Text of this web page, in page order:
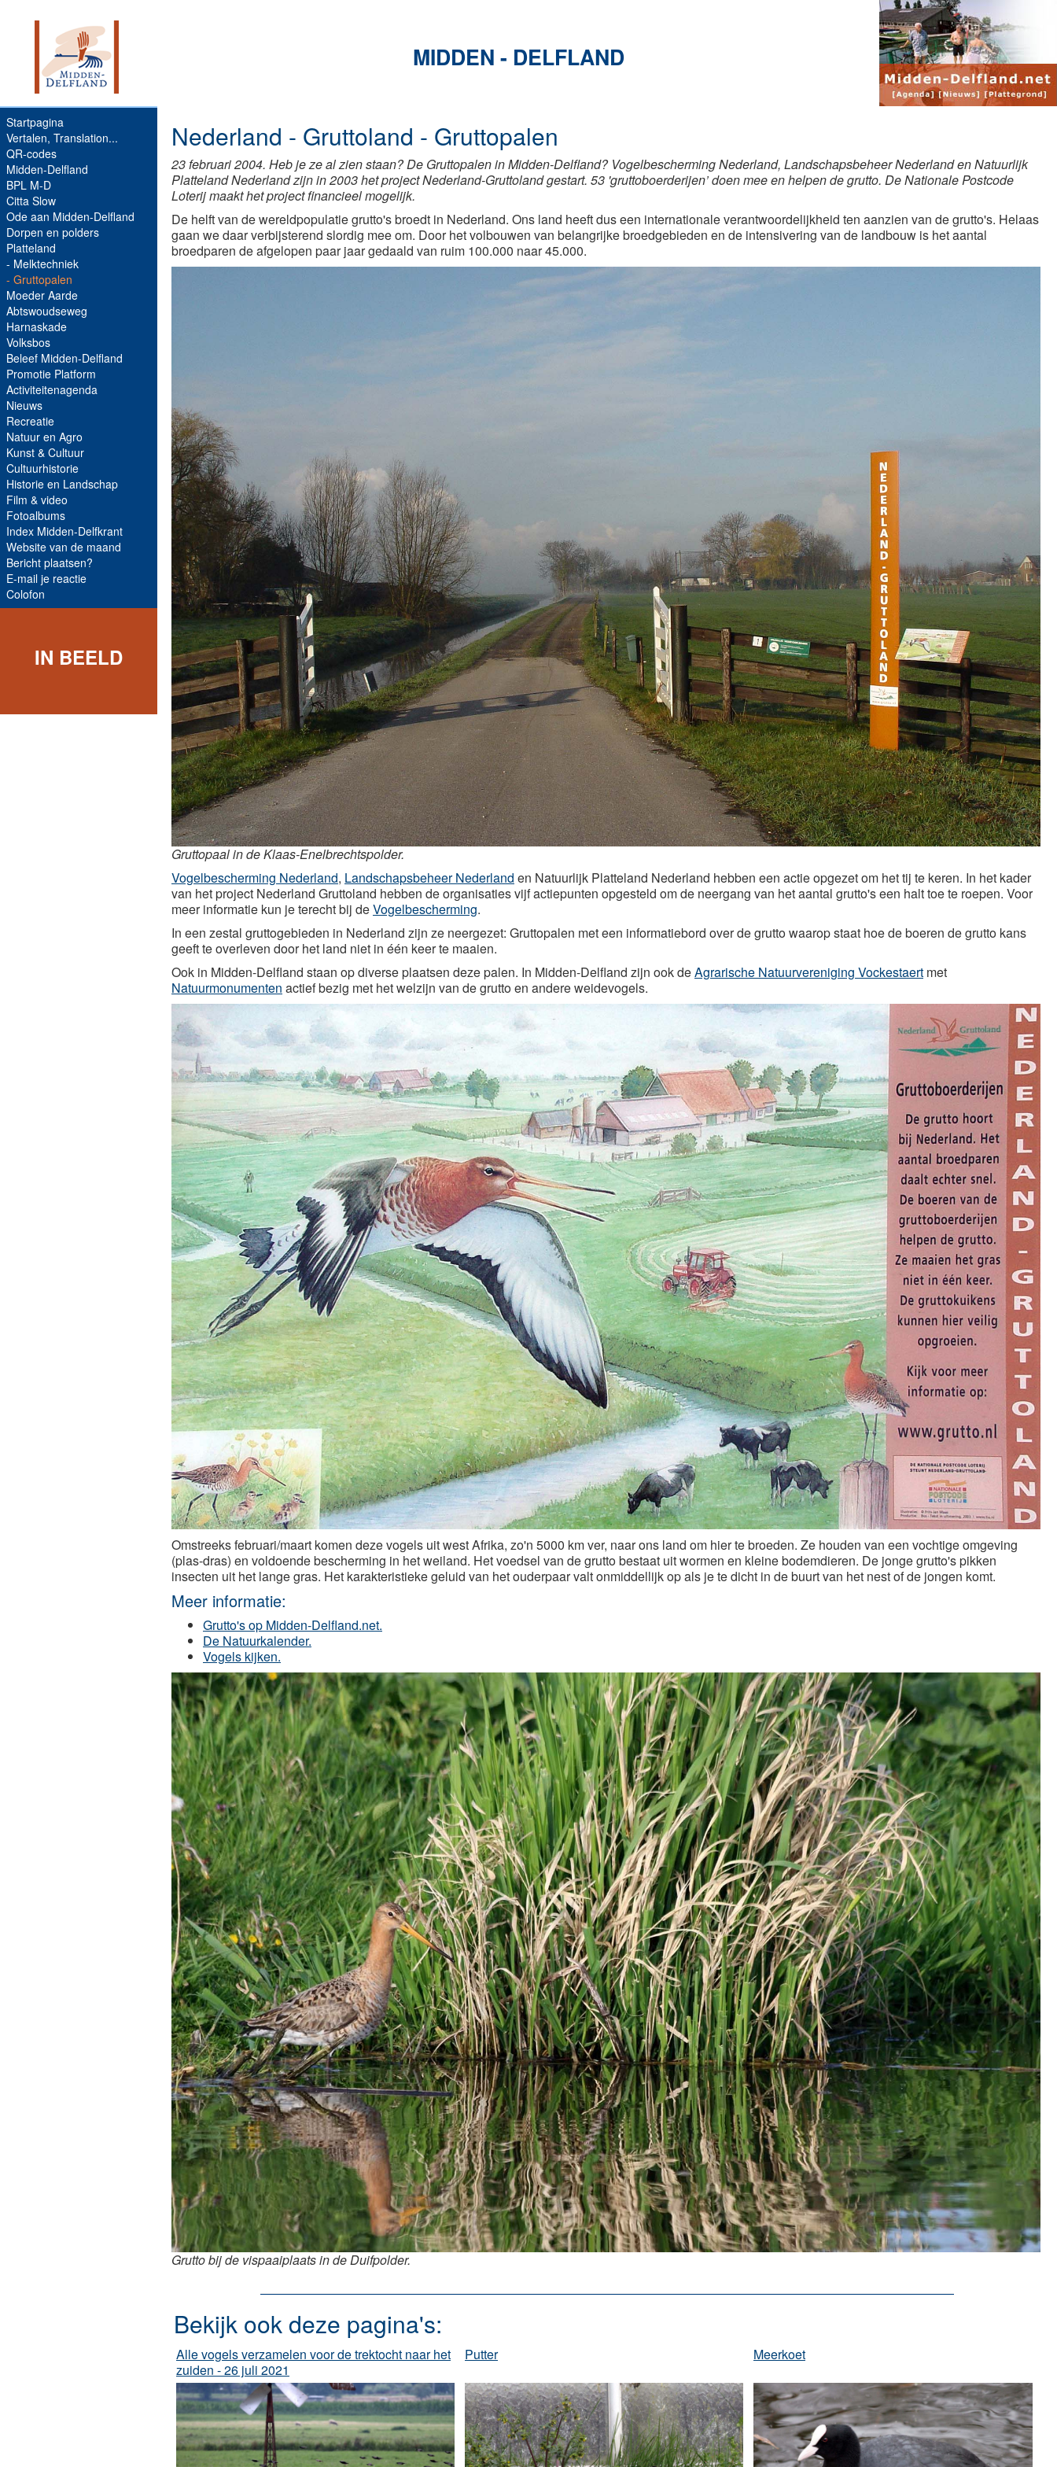
MIDDEN - DELFLAND
Startpagina
Vertalen, Translation...
QR-codes
Midden-Delfland
BPL M-D
Citta Slow
Ode aan Midden-Delfland
Dorpen en polders
Platteland
- Melktechniek
- Gruttopalen
Moeder Aarde
Abtswoudseweg
Harnaskade
Volksbos
Beleef Midden-Delfland
Promotie Platform
Activiteitenagenda
Nieuws
Recreatie
Natuur en Agro
Kunst & Cultuur
Cultuurhistorie
Historie en Landschap
Film & video
Fotoalbums
Index Midden-Delfkrant
Website van de maand
Bericht plaatsen?
E-mail je reactie
Colofon
IN BEELD
Nederland - Gruttoland - Gruttopalen
23 februari 2004. Heb je ze al zien staan? De Gruttopalen in Midden-Delfland? Vogelbescherming Nederland, Landschapsbeheer Nederland en Natuurlijk
Platteland Nederland zijn in 2003 het project Nederland-Gruttoland gestart. 53 'gruttoboerderijen’ doen mee en helpen de grutto. De Nationale Postcode
Loterij maakt het project financieel mogelijk.
De helft van de wereldpopulatie grutto's broedt in Nederland. Ons land heeft dus een internationale verantwoordelijkheid ten aanzien van de grutto's. Helaas
gaan we daar verbijsterend slordig mee om. Door het volbouwen van belangrijke broedgebieden en de intensivering van de landbouw is het aantal
broedparen de afgelopen paar jaar gedaald van ruim 100.000 naar 45.000.
Gruttopaal in de Klaas-Enelbrechtspolder.
Vogelbescherming Nederland, Landschapsbeheer Nederland en Natuurlijk Platteland Nederland hebben een actie opgezet om het tij te keren. In het kader
van het project Nederland Gruttoland hebben de organisaties vijf actiepunten opgesteld om de neergang van het aantal grutto's een halt toe te roepen. Voor
meer informatie kun je terecht bij deVogelbescherming.
In een zestal gruttogebieden in Nederland zijn ze neergezet: Gruttopalen met een informatiebord over de grutto waarop staat hoe de boeren de grutto kans
geeft te overleven door het land niet in één keer te maaien.
Ook in Midden-Delfland staan op diverse plaatsen deze palen. In Midden-Delfland zijn ook deAgrarische Natuurvereniging Vockestaert met
Natuurmonumenten actief bezig met het welzijn van de grutto en andere weidevogels.
Omstreeks februari/maart komen deze vogels uit west Afrika, zo'n 5000 km ver, naar ons land om hier te broeden. Ze houden van een vochtige omgeving
(plas-dras) en voldoende bescherming in het weiland. Het voedsel van de grutto bestaat uit wormen en kleine bodemdieren. De jonge grutto's pikken
insecten uit het lange gras. Het karakteristieke geluid van het ouderpaar valt onmiddellijk op als je te dicht in de buurt van het nest of de jongen komt.
Meer informatie:
Grutto's op Midden-Delfland.net.
De Natuurkalender.
Vogels kijken.
Grutto bij de vispaaiplaats in de Duifpolder.
Bekijk ook deze pagina's:
Alle vogels verzamelen voor de trektocht naar het
zuiden - 26 juli 2021
Putter Meerkoet